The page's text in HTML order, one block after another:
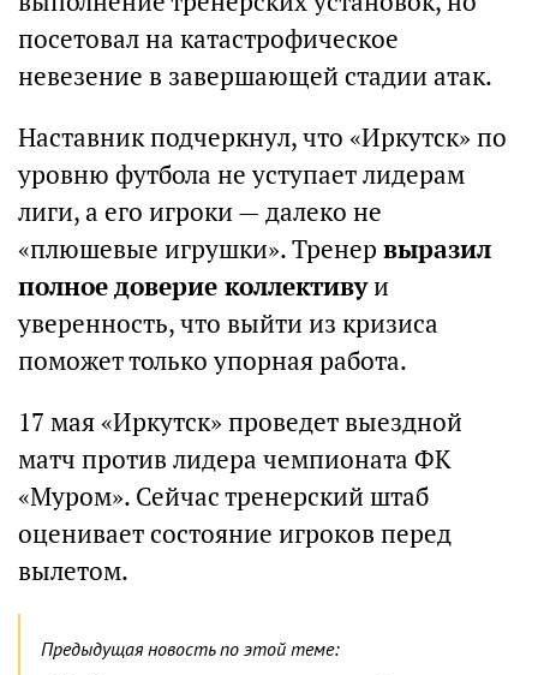
посетовал на катастрофическое
невезение в завершающей стадии атак.
Наставник подчеркнул, что «Иркутск» по
уровню футбола не уступает лидерам
лиги, а его игроки — далеко не
«плюшевые игрушки». Тренер выразил
полное доверие коллективуи
уверенность, что выйти из кризиса
поможет только упорная работа.
17 мая «Иркутск» проведет выездной
матч против лидера чемпионата ФК
«Муром». Сейчас тренерский штаб
оценивает состояние игроков перед
вылетом.
Предыдущая новость по этой теме: